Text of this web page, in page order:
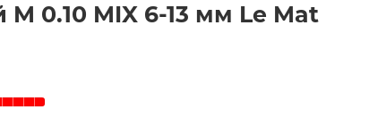
0.10 MIX 6-13 мм Le Mat